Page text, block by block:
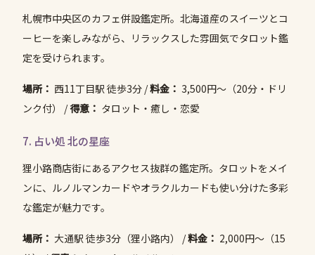
札幌市中央区のカフェ併設鑑定所。北海道産のスイーツとコ
ーヒーを楽しみながら、リラックスした雰囲気でタロット鑑
定を受けられます。
場所： 西11丁目駅 徒歩3分 /料金： 3,500円〜（20分・ドリ
ンク付） /得意： タロット・癒し・恋愛
7. 占い処 北の星座
狸小路商店街にあるアクセス抜群の鑑定所。タロットをメイ
ンに、ルノルマンカードやオラクルカードも使い分けた多彩
な鑑定が魅力です。
場所： 大通駅 徒歩3分（狸小路内） /料金： 2,000円〜（15